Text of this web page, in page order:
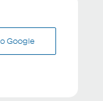
Google